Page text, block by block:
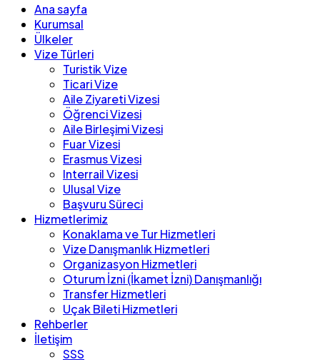
Ana sayfa
Kurumsal
Ülkeler
Vize Türleri
Turistik Vize
Ticari Vize
Aile Ziyareti Vizesi
Öğrenci Vizesi
Aile Birleşimi Vizesi
Fuar Vizesi
Erasmus Vizesi
Interrail Vizesi
Ulusal Vize
Başvuru Süreci
Hizmetlerimiz
Konaklama ve Tur Hizmetleri
Vize Danışmanlık Hizmetleri
Organizasyon Hizmetleri
Oturum İzni (İkamet İzni) Danışmanlığı
Transfer Hizmetleri
Uçak Bileti Hizmetleri
Rehberler
İletişim
SSS